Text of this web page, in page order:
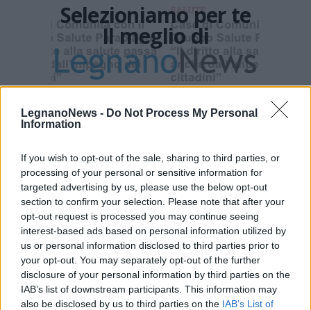
LegnanoNews - Do Not Process My Personal
Information
If you wish to opt-out of the sale, sharing to third parties, or
processing of your personal or sensitive information for
targeted advertising by us, please use the below opt-out
section to confirm your selection. Please note that after your
opt-out request is processed you may continue seeing
interest-based ads based on personal information utilized by
us or personal information disclosed to third parties prior to
your opt-out. You may separately opt-out of the further
disclosure of your personal information by third parties on the
IAB’s list of downstream participants. This information may
also be disclosed by us to third parties on the IAB’s List of
Selezioniamo per te
Il meglio di
Iscriviti alla
newsletter
Commenti
Accedioregistratiper commentare questo
articolo.
L'email è richiesta ma non verrà mostrata ai visitatori. Il contenuto di questo
commento esprime il pensiero dell'autore e non rappresenta la linea editoriale
di VareseNews.it, che rimane autonoma e indipendente. I messaggi inclusi nei
commenti non sono testi giornalistici, ma post inviati dai singoli lettori che
possono essere automaticamente pubblicati senza filtro preventivo. I commenti
che includano uno o più link a siti esterni verranno rimossi in automatico dal
sistema.